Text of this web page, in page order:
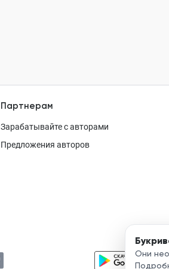
Они
Партнерам
Зарабатывайте с авторами
Предложения авторов